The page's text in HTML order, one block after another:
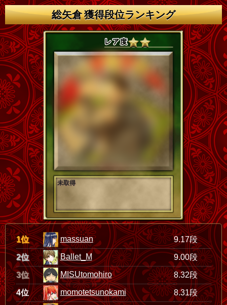
総矢倉 獲得段位ランキング
未取得
1位 massuan 9.17段
2位 Ballet_M 9.00段
3位 MISUtomohiro 8.32段
4位 momotetsunokami 8.31段